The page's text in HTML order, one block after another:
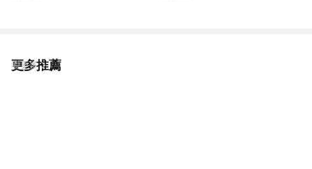
更多推薦
看更多